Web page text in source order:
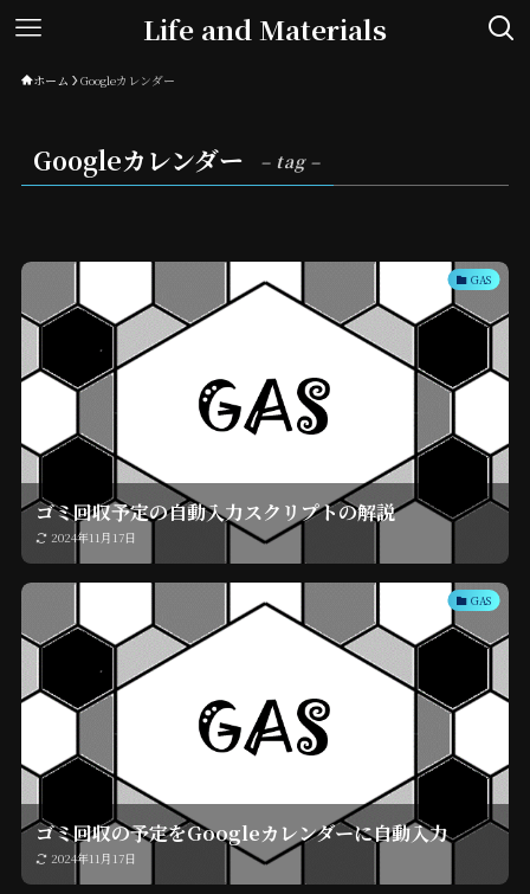
Life and Materials
ホーム Googleカレンダー
Googleカレンダー – tag –
GAS
ゴミ回収予定の自動入力スクリプトの解説
2024年11月17日
GAS
ゴミ回収の予定をGoogleカレンダーに自動入力
2024年11月17日